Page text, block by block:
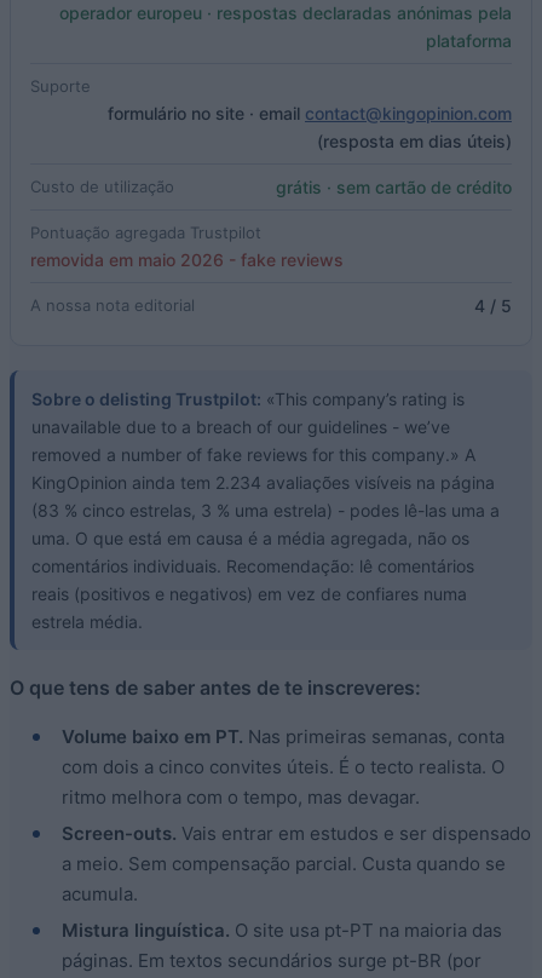
operador europeu · respostas declaradas anónimas pela
plataforma
Suporte
formulário no site · email contact@kingopinion.com
(resposta em dias úteis)
Custo de utilização grátis · sem cartão de crédito
Pontuação agregada Trustpilot
removida em maio 2026 - fake reviews
A nossa nota editorial 4 / 5
Sobre o delisting Trustpilot: «This company’s rating is
unavailable due to a breach of our guidelines - we’ve
removed a number of fake reviews for this company.» A
KingOpinion ainda tem 2.234 avaliações visíveis na página
(83 % cinco estrelas, 3 % uma estrela) - podes lê-las uma a
uma. O que está em causa é a média agregada, não os
comentários individuais. Recomendação: lê comentários
reais (positivos e negativos) em vez de confiares numa
estrela média.
O que tens de saber antes de te inscreveres:
Volume baixo em PT. Nas primeiras semanas, conta
com dois a cinco convites úteis. É o tecto realista. O
ritmo melhora com o tempo, mas devagar.
Screen-outs. Vais entrar em estudos e ser dispensado
a meio. Sem compensação parcial. Custa quando se
acumula.
Mistura linguística. O site usa pt-PT na maioria das
páginas. Em textos secundários surge pt-BR (por